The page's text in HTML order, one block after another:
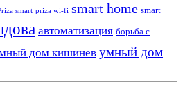
smart priza wi-fi smart home smart
автоматизация борьба с
дом кишинев умный дом